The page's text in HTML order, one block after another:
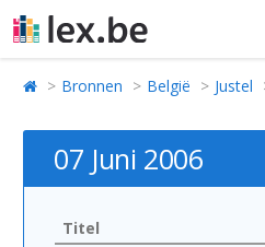
Bronnen België Justel
07 Juni 2006
Titel